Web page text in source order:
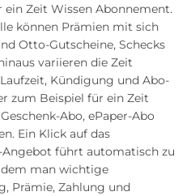
Zeit Wissen Abonnement.
können Prämien mit sich
Otto-Gutscheine, Schecks
variieren die Zeit
Kündigung und Abo-
zum Beispiel für ein Zeit
Abo, ePaper-Abo
Ein Klick auf das
führt automatisch zu
man wichtige
Prämie, Zahlung und